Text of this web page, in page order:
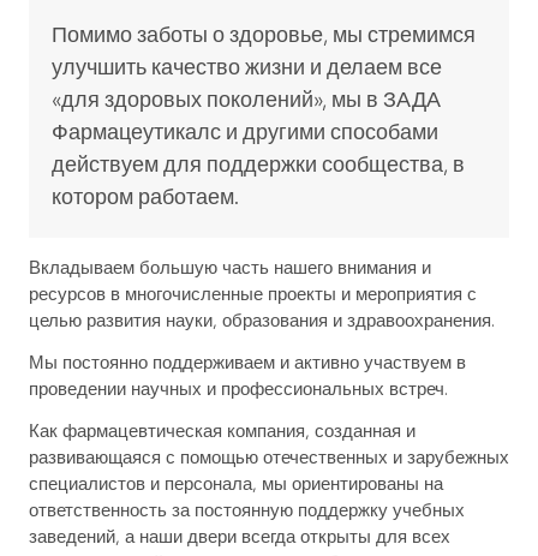
Помимо заботы о здоровье, мы стремимся
улучшить качество жизни и делаем все
«для здоровых поколений», мы в ЗАДА
Фармацеутикалс и другими способами
действуем для поддержки сообщества, в
котором работаем.
Вкладываем большую часть нашего внимания и
ресурсов в многочисленные проекты и мероприятия с
целью развития науки, образования и здравоохранения.
Мы постоянно поддерживаем и активно участвуем в
проведении научных и профессиональных встреч.
Как фармацевтическая компания, созданная и
развивающаяся с помощью отечественных и зарубежных
специалистов и персонала, мы ориентированы на
ответственность за постоянную поддержку учебных
заведений, а наши двери всегда открыты для всех